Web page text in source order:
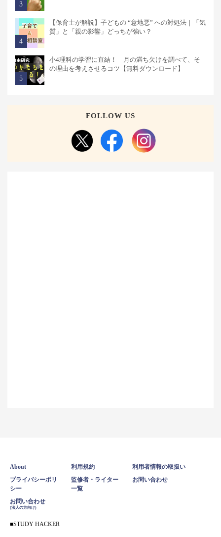
【保育士が解説】子どもの “意地悪” への対処法｜「気
質」と「親の影響」どっちが強い？
小4理科の学習に直結！ 月の満ち欠けを調べて、そ
の理由を考えさせるコツ【無料ダウンロード】
FOLLOW US
About 利用規約 利用者情報の取扱い
プライバシーポリ
シー
監修者・ライター
一覧
お問い合わせ
お問い合わせ
(法人の方向け)
STUDY HACKER